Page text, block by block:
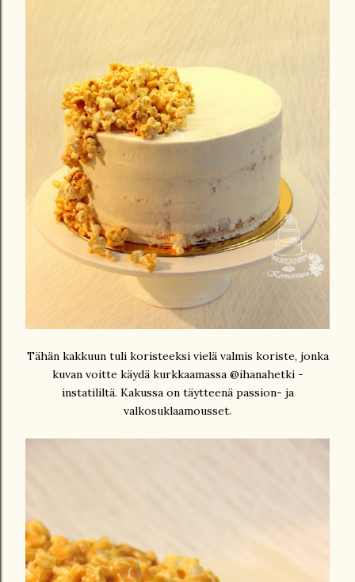
Tähän kakkuun tuli koristeeksi vielä valmis koriste, jonka
kuvan voitte käydä kurkkaamassa @ihanahetki -
instatililtä. Kakussa on täytteenä passion- ja
valkosuklaamousset.